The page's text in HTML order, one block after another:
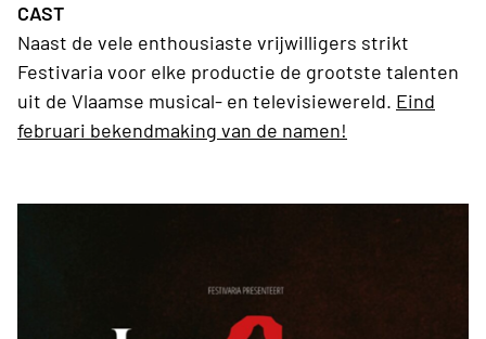
CAST
Naast de vele enthousiaste vrijwilligers strikt
Festivaria voor elke productie de grootste talenten
uit de Vlaamse musical- en televisiewereld. Eind
februari bekendmaking van de namen!